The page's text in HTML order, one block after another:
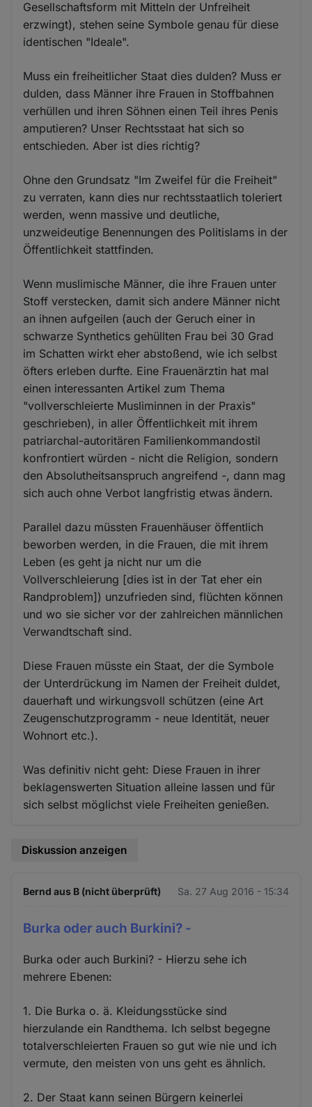
Gesellschaftsform mit Mitteln der Unfreiheit
erzwingt), stehen seine Symbole genau für diese
identischen "Ideale".
Muss ein freiheitlicher Staat dies dulden? Muss er
dulden, dass Männer ihre Frauen in Stoffbahnen
verhüllen und ihren Söhnen einen Teil ihres Penis
amputieren? Unser Rechtsstaat hat sich so
entschieden. Aber ist dies richtig?
Ohne den Grundsatz "Im Zweifel für die Freiheit"
zu verraten, kann dies nur rechtsstaatlich toleriert
werden, wenn massive und deutliche,
unzweideutige Benennungen des Politislams in der
Öffentlichkeit stattfinden.
Wenn muslimische Männer, die ihre Frauen unter
Stoff verstecken, damit sich andere Männer nicht
an ihnen aufgeilen (auch der Geruch einer in
schwarze Synthetics gehüllten Frau bei 30 Grad
im Schatten wirkt eher abstoßend, wie ich selbst
öfters erleben durfte. Eine Frauenärztin hat mal
einen interessanten Artikel zum Thema
"vollverschleierte Musliminnen in der Praxis"
geschrieben), in aller Öffentlichkeit mit ihrem
patriarchal-autoritären Familienkommandostil
konfrontiert würden - nicht die Religion, sondern
den Absolutheitsanspruch angreifend -, dann mag
sich auch ohne Verbot langfristig etwas ändern.
Parallel dazu müssten Frauenhäuser öffentlich
beworben werden, in die Frauen, die mit ihrem
Leben (es geht ja nicht nur um die
Vollverschleierung [dies ist in der Tat eher ein
Randproblem]) unzufrieden sind, flüchten können
und wo sie sicher vor der zahlreichen männlichen
Verwandtschaft sind.
Diese Frauen müsste ein Staat, der die Symbole
der Unterdrückung im Namen der Freiheit duldet,
dauerhaft und wirkungsvoll schützen (eine Art
Zeugenschutzprogramm - neue Identität, neuer
Wohnort etc.).
Was definitiv nicht geht: Diese Frauen in ihrer
beklagenswerten Situation alleine lassen und für
sich selbst möglichst viele Freiheiten genießen.
Diskussion anzeigen
Bernd aus B (nicht überprüft) Sa. 27 Aug 2016 - 15:34
Burka oder auch Burkini? -
Burka oder auch Burkini? - Hierzu sehe ich
mehrere Ebenen:
1. Die Burka o. ä. Kleidungsstücke sind
hierzulande ein Randthema. Ich selbst begegne
totalverschleierten Frauen so gut wie nie und ich
vermute, den meisten von uns geht es ähnlich.
2. Der Staat kann seinen Bürgern keinerlei